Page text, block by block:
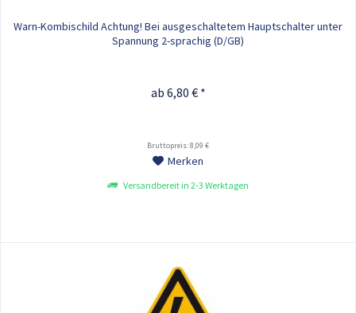
Warn-Kombischild Achtung! Bei ausgeschaltetem Hauptschalter unter
Spannung 2-sprachig (D/GB)
ab 6,80 € *
Bruttopreis: 8,09 €
Merken
Versandbereit in 2-3 Werktagen